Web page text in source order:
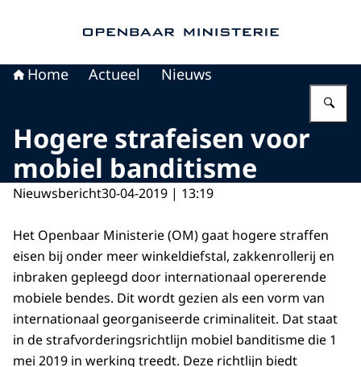
Home Actueel Nieuws
Hogere strafeisen voor
mobiel banditisme
Nieuwsbericht30-04-2019 | 13:19
Het Openbaar Ministerie (OM) gaat hogere straffen
eisen bij onder meer winkeldiefstal, zakkenrollerij en
inbraken gepleegd door internationaal opererende
mobiele bendes. Dit wordt gezien als een vorm van
internationaal georganiseerde criminaliteit. Dat staat
in de strafvorderingsrichtlijn mobiel banditisme die 1
mei 2019 in werking treedt. Deze richtlijn biedt